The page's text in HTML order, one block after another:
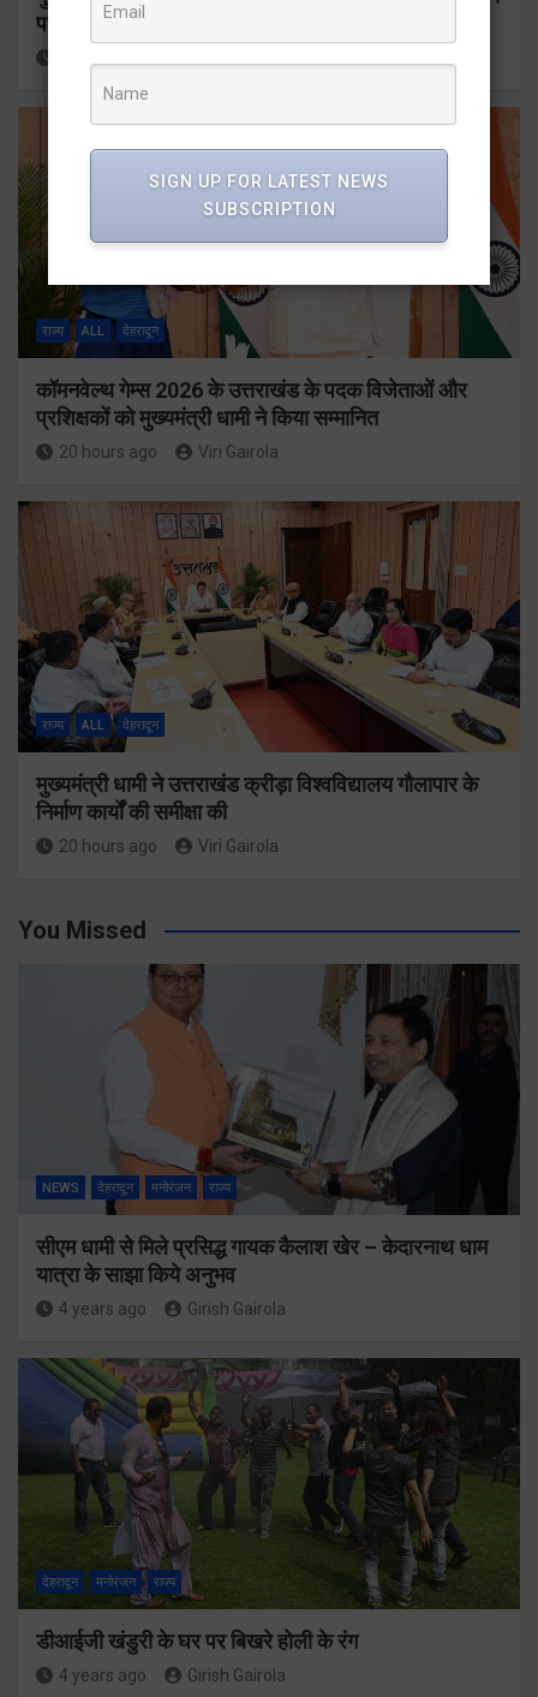
पर पूर्ण किए जाने के निर्देश दिए
राज्य ALL देहरादून
कॉमनवेल्थ गेम्स 2026 के उत्तराखंड के पदक विजेताओं और
प्रशिक्षकों को मुख्यमंत्री धामी ने किया सम्मानित
20 hours ago Viri Gairola
राज्य ALL देहरादून
मुख्यमंत्री धामी ने उत्तराखंड क्रीड़ा विश्वविद्यालय गौलापार के
निर्माण कार्यों की समीक्षा की
20 hours ago Viri Gairola
You Missed
NEWS देहरादून मनोरंजन राज्य
सीएम धामी से मिले प्रसिद्ध गायक कैलाश खेर – केदारनाथ धाम
यात्रा के साझा किये अनुभव
4 years ago Girish Gairola
देहरादून मनोरंजन राज्य
डीआईजी खंडुरी के घर पर बिखरे होली के रंग
4 years ago Girish Gairola
SIGN UP FOR LATEST NEWS
SUBSCRIPTION